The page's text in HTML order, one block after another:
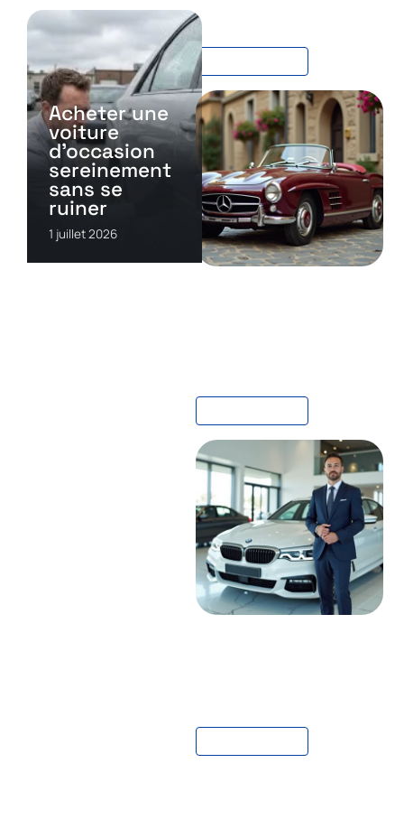
Acheter une
voiture
d’occasion
sereinement
sans se
ruiner
1 juillet 2026
électrique : mythe ou
réalité ?